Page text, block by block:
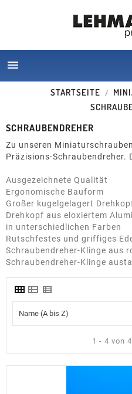

STARTSEITE
SCHRAUBENDREHER
Zu unseren
Präzisions-Schraubendreher.
Ausgezeichnete Qualität
Ergonomische Bauform
Großer kugelgelagert
Drehkopf aus eloxiertem
in unterschiedlichen Farben
Rutschfestes und griffiges
Schraubendreher-Klinge aus
Schraubendreher-Klinge
Name (A bis Z)
1 - 4 von